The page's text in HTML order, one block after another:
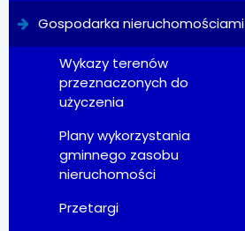
Gospodarka nieruchomościami
Wykazy terenów
przeznaczonych do
użyczenia
Plany wykorzystania
gminnego zasobu
nieruchomości
Przetargi